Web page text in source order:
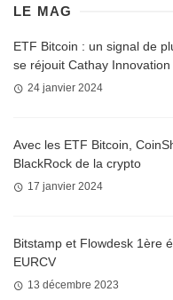
LE MAG
ETF Bitcoin : un signal de
se réjouit Cathay Innovation
24 janvier 2024
Avec les ETF Bitcoin,
BlackRock de la crypto
17 janvier 2024
Bitstamp et Flowdesk 1ère
EURCV
13 décembre 2023